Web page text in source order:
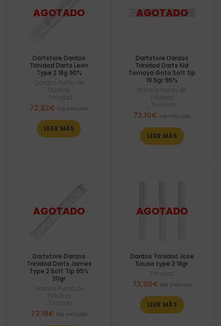
Dartstore Dardos
Trinidad Darts Leon
Type 2 18g 90%
Dardos Punta de
Plástico
Trinidad
72,82€ Iva incluido
LEER MÁS
Dartstore Dardos
Trinidad Darts Kid
Tomoya Goto Soft tip
19.5gr 95%
Dardos Punta de
Plástico
Trinidad
73,10€ Iva incluido
LEER MÁS
Dartstore Dardos
Trinidad Darts James
Type 2 Soft Tip 95%
20gr
Dardos Punta de
Plástico
Trinidad
73,18€ Iva incluido
Dardos Trinidad Jose
Sousa type 2 18gr
Trinidad
73,90€ Iva incluido
LEER MÁS